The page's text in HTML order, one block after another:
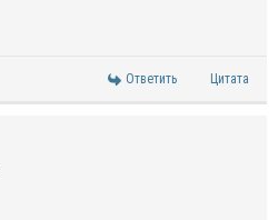
Ответить Цитата